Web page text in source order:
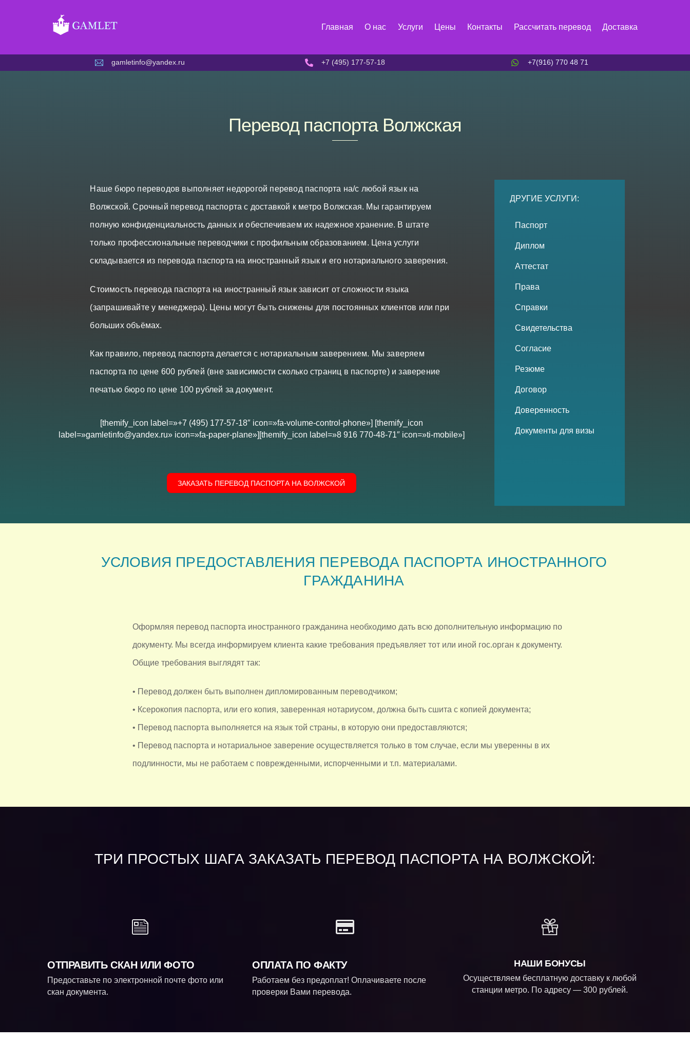
Главная О нас Услуги Цены Контакты Рассчитать перевод Доставка
gamletinfo@yandex.ru +7 (495) 177-57-18 +7(916) 770 48 71
Перевод паспорта Волжская
Наше бюро переводов выполняет недорогой перевод паспорта на/с любой язык на
Волжской. Срочный перевод паспорта с доставкой к метро Волжская. Мы гарантируем
полную конфиденциальность данных и обеспечиваем их надежное хранение. В штате
только профессиональные переводчики с профильным образованием. Цена услуги
складывается из перевода паспорта на иностранный язык и его нотариального заверения.
Стоимость перевода паспорта на иностранный язык зависит от сложности языка
(запрашивайте у менеджера). Цены могут быть снижены для постоянных клиентов или при
больших объёмах.
Как правило, перевод паспорта делается с нотариальным заверением. Мы заверяем
паспорта по цене 600 рублей (вне зависимости сколько страниц в паспорте) и заверение
печатью бюро по цене 100 рублей за документ.
[themify_icon label=»+7 (495) 177-57-18″ icon=»fa-volume-control-phone»] [themify_icon
label=»gamletinfo@yandex.ru» icon=»fa-paper-plane»][themify_icon label=»8 916 770-48-71″ icon=»ti-mobile»]
ЗАКАЗАТЬ ПЕРЕВОД ПАСПОРТА НА ВОЛЖСКОЙ
ДРУГИЕ УСЛУГИ:
Паспорт
Диплом
Аттестат
Права
Справки
Свидетельства
Согласие
Резюме
Договор
Доверенность
Документы для визы
УСЛОВИЯ ПРЕДОСТАВЛЕНИЯ ПЕРЕВОДА ПАСПОРТА ИНОСТРАННОГО
ГРАЖДАНИНА
Оформляя перевод паспорта иностранного гражданина необходимо дать всю дополнительную информацию по
документу. Мы всегда информируем клиента какие требования предъявляет тот или иной гос.орган к документу.
Общие требования выглядят так:
• Перевод должен быть выполнен дипломированным переводчиком;
• Ксерокопия паспорта, или его копия, заверенная нотариусом, должна быть сшита с копией документа;
• Перевод паспорта выполняется на язык той страны, в которую они предоставляются;
• Перевод паспорта и нотариальное заверение осуществляется только в том случае, если мы уверенны в их
подлинности, мы не работаем с поврежденными, испорченными и т.п. материалами.
ТРИ ПРОСТЫХ ШАГА ЗАКАЗАТЬ ПЕРЕВОД ПАСПОРТА НА ВОЛЖСКОЙ:
ОТПРАВИТЬ СКАН ИЛИ ФОТО
Предоставьте по электронной почте фото или
скан документа.
ОПЛАТА ПО ФАКТУ
Работаем без предоплат! Оплачиваете после
проверки Вами перевода.
НАШИ БОНУСЫ
Осуществляем бесплатную доставку к любой
станции метро. По адресу — 300 рублей.